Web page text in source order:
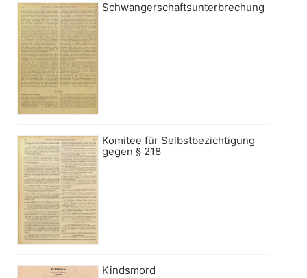
Schwangerschaftsunterbrechung
Komitee für Selbstbezichtigung
gegen § 218
Kindsmord